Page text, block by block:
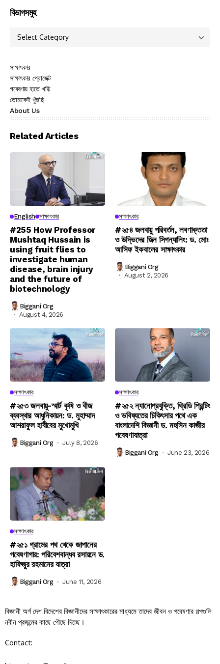
বিভাগসমুহ
সাক্ষাৎকার
সাক্ষাৎকার প্রোজেক্ট
গবেষণায় হাতে খড়ি
তোমাকেই খুঁজছি
About Us
Related Articles
English সাক্ষাৎকার
#255 How Professor
Mushtaq Hussain is
using fruit flies to
investigate human
disease, brain injury
and the future of
biotechnology
Biggani Org
August 4, 2026
সাক্ষাৎকার
#২৫৪ জলবায়ু পরিবর্তন, লবণাক্ততা
ও উদ্ভিদের জিন সিগন্যালিং: ড. মোঃ
আসিফ ইকবালের সাক্ষাৎকার
Biggani Org
August 2, 2026
সাক্ষাৎকার
#২৫৩ জলবায়ু-স্মার্ট কৃষি ও বীজ
ব্যবস্থার আধুনিকায়ন: ড. মুহাম্মাদ
আশরাফুল হাবীবের মুখোমুখি
Biggani Org July 8, 2026
সাক্ষাৎকার
#২৫২ ন্যানোপ্রযুক্তি, থ্রিডি প্রিন্টিং
ও ভবিষ্যতের চিকিৎসার পথে এক
বাংলাদেশি বিজ্ঞানী ড. মহসিন কাজীর
গবেষণাযাত্রা
Biggani Org June 23, 2026
সাক্ষাৎকার
#২৫১ গ্রামের পথ থেকে জাপানের
গবেষণাগার: পরিবেশবান্ধব রসায়নে ড.
হাফিজুর রহমানের যাত্রা
Biggani Org June 11, 2026
বিজ্ঞানী অর্গ দেশ বিদেশের বিজ্ঞানীদের সাক্ষাৎকারের মাধ্যমে তাদের জীবন ও গবেষণার গল্পগুলি
নবীন প্রজন্মের কাছে পৌছে দিচ্ছে।
Contact: